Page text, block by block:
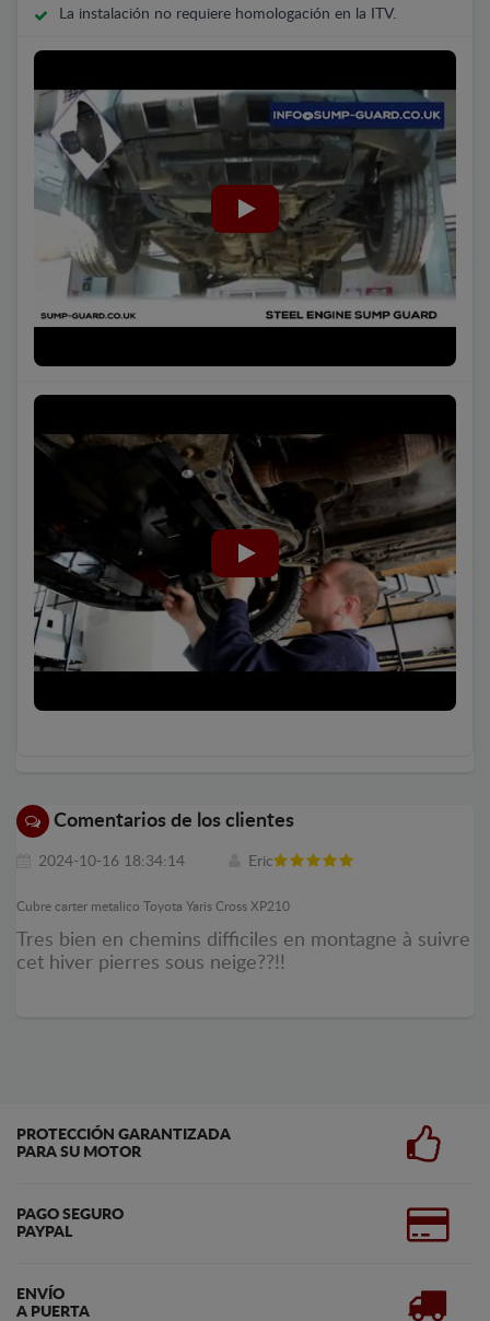
La instalación no requiere homologación en la ITV.
Comentarios de los clientes
2024-10-16 18:34:14 Eric
Cubre carter metalico Toyota Yaris Cross XP210
Tres bien en chemins difficiles en montagne à suivre
cet hiver pierres sous neige??!!
PROTECCIÓN GARANTIZADA
PARA SU MOTOR
PAGO SEGURO
PAYPAL
ENVÍO
A PUERTA